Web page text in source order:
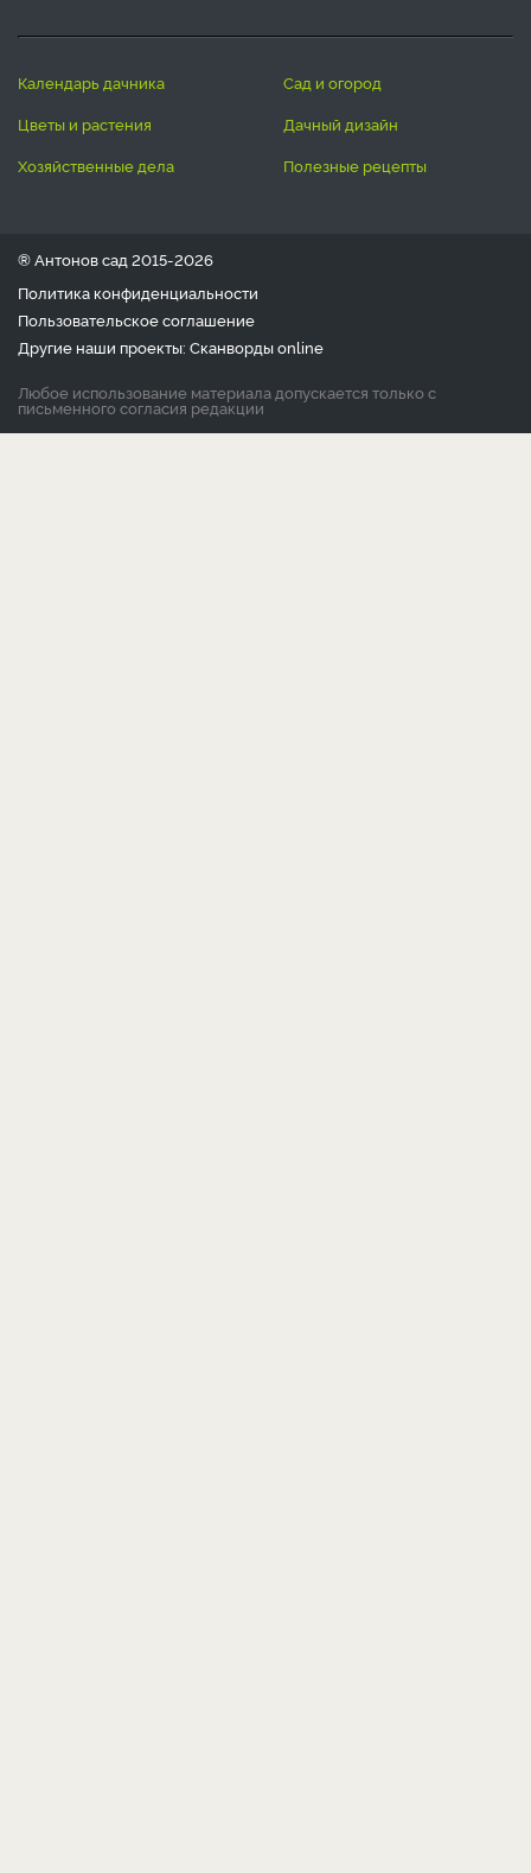
календарь дачника
сад и огород
цветы и растения
дачный дизайн
хозяйственные дела
полезные рецепты
® Антонов сад 2015-2026
Политика конфиденциальности
Пользовательское соглашение
Другие наши проекты: Сканвордыonline
Любое использование материала допускается только с
письменного согласия редакции